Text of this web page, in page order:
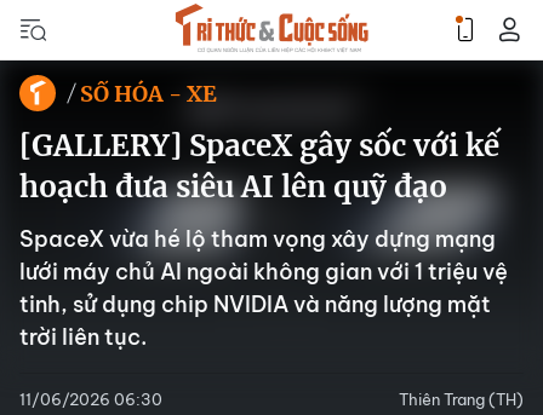
SỐ HÓA - XE
[GALLERY] SpaceX gây sốc với kế
hoạch đưa siêu AI lên quỹ đạo
SpaceX vừa hé lộ tham vọng xây dựng mạng
lưới máy chủ AI ngoài không gian với 1 triệu vệ
tinh, sử dụng chip NVIDIA và năng lượng mặt
trời liên tục.
11/06/2026 06:30 Thiên Trang (TH)